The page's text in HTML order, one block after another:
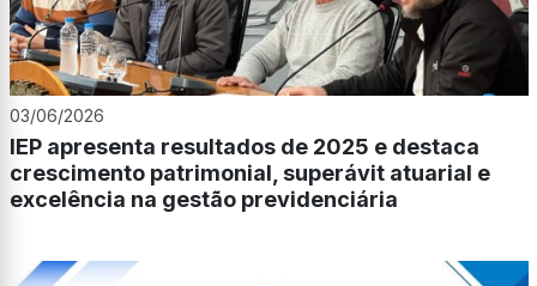
03/06/2026
IEP apresenta resultados de 2025 e destaca
crescimento patrimonial, superávit atuarial e
excelência na gestão previdenciária